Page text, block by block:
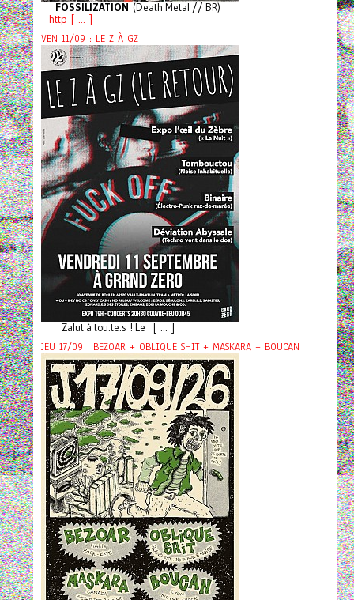
FOSSILIZATION (Death Metal // BR)
http [ ... ]
VEN 11/09 : LE Z À GZ
Zalut à tou.te.s ! Le [ ... ]
JEU 17/09 : BEZOAR + OBLIQUE SHIT + MASKARA + BOUCAN